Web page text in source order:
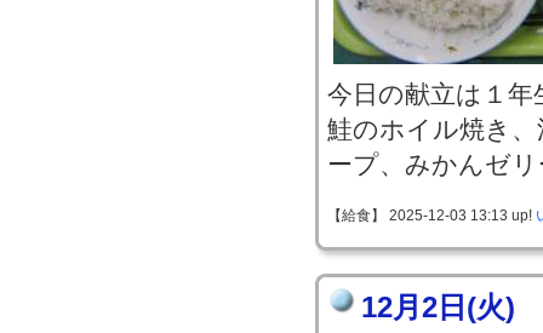
今日の献立は１
鮭のホイル焼き
ープ、みかんゼ
【給食】 2025-12-03 13:13 up!
12月2日(火)